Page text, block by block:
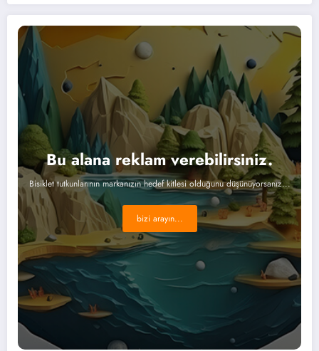
Bu alana reklam verebilirsiniz.
Bisiklet tutkunlarının markanızın hedef kitlesi olduğunu düşünüyorsanız...
bizi arayın...